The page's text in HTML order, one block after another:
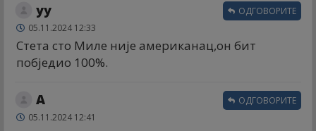
yу
05.11.2024 12:33
Стета сто Миле није американац,он бит
побједио 100%.
ОДГОВОРИТЕ
А
05.11.2024 12:41
ОДГОВОРИТЕ